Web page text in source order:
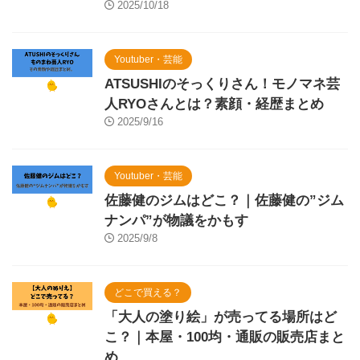
2025/10/18
Youtuber・芸能
ATSUSHIのそっくりさん！モノマネ芸
人RYOさんとは？素顔・経歴まとめ
2025/9/16
Youtuber・芸能
佐藤健のジムはどこ？｜佐藤健の”ジム
ナンパ”が物議をかもす
2025/9/8
どこで買える？
「大人の塗り絵」が売ってる場所はど
こ？｜本屋・100均・通販の販売店まと